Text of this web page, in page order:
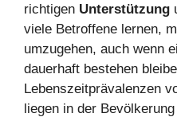
richtigen Unterstützung
viele Betroffene lernen,
umzugehen, auch wenn
dauerhaft bestehen
Lebenszeitprävalenzen
liegen in der